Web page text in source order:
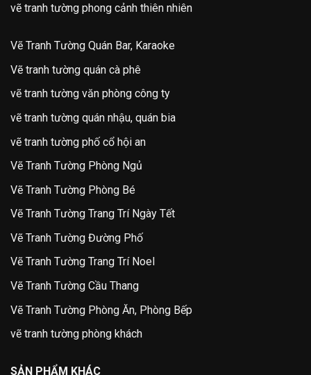
vẽ tranh tường phong cảnh thiên nhiên
Vẽ Tranh Tường Quán Bar, Karaoke
Vẽ tranh tường quán cà phê
vẽ tranh tường văn phòng công ty
vẽ tranh tường quán nhậu, quán bia
vẽ tranh tường phố cổ hội an
Vẽ Tranh Tường Phòng Ngủ
Vẽ Tranh Tường Phòng Bé
Vẽ Tranh Tường Trang Trí Ngày Tết
Vẽ Tranh Tường Đường Phố
Vẽ Tranh Tường Trang Trí Noel
Vẽ Tranh Tường Cầu Thang
Vẽ Tranh Tường Phòng Ăn, Phòng Bếp
vẽ tranh tường phòng khách
SẢN PHẨM KHÁC